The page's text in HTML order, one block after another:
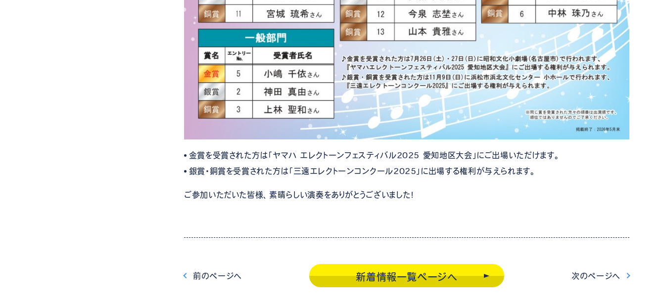
金賞を受賞された方は「ヤマハ エレクトーンフェスティバル2025 愛知地区大会」にご出場いただけます。
銀賞・銅賞を受賞された方は「三遠エレクトーンコンクール2025」に出場する権利が与えられます。
ご参加いただいた皆様、素晴らしい演奏をありがとうございました！
前のページへ 新着情報一覧ページへ 次のページへ